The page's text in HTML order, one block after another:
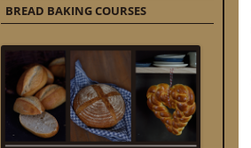
BREAD BAKING COURSES